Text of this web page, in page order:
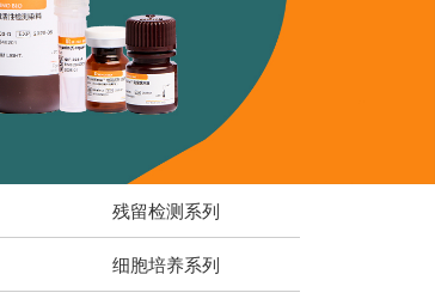
残留检测系列
细胞培养系列